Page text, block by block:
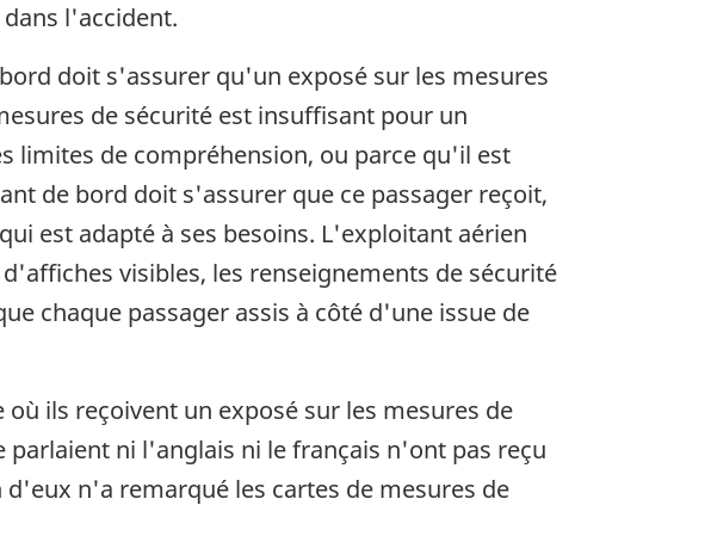
l'accident.
doit s'assurer qu'un exposé sur les mesures
de sécurité est insuffisant pour un
limites de compréhension, ou parce qu'il est
de bord doit s'assurer que ce passager reçoit,
est adapté à ses besoins. L'exploitant aérien
visibles, les renseignements de sécurité
chaque passager assis à côté d'une issue de
ils reçoivent un exposé sur les mesures de
parlaient ni l'anglais ni le français n'ont pas reçu
n'a remarqué les cartes de mesures de